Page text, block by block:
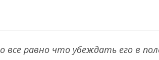
равно что убеждать его в